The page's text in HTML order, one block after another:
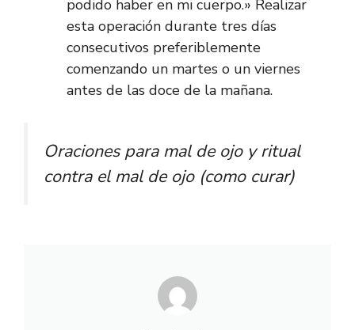
podido haber en mi cuerpo.» Realizar
esta operación durante tres días
consecutivos preferiblemente
comenzando un martes o un viernes
antes de las doce de la mañana.
Oraciones para mal de ojo y ritual
contra el mal de ojo (como curar)